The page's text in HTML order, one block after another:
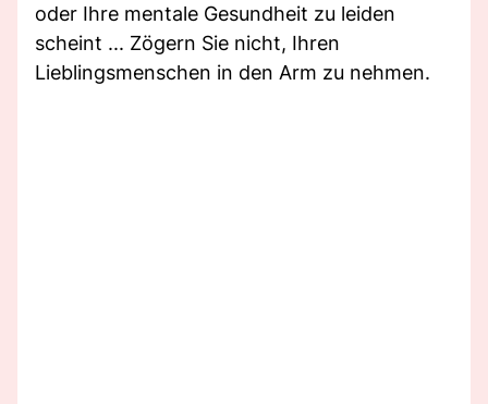
oder Ihre mentale Gesundheit zu leiden
scheint ... Zögern Sie nicht, Ihren
Lieblingsmenschen in den Arm zu nehmen.